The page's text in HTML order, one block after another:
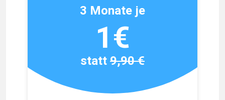
3 Monate je
1€
statt9,90 €